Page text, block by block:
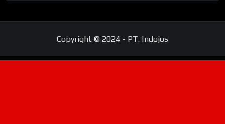
Copyright © 2024 - PT. Indojos